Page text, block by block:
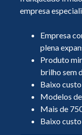
empresa
Empresa
plena
Produto
brilho sem
Baixo
Modelos
Mais de
Baixo